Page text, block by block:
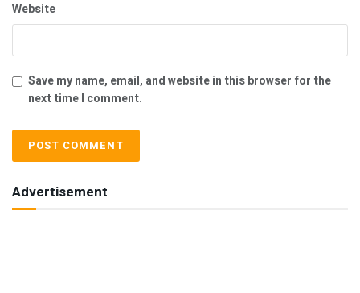
Website
Save my name, email, and website in this browser for the
next time I comment.
Advertisement